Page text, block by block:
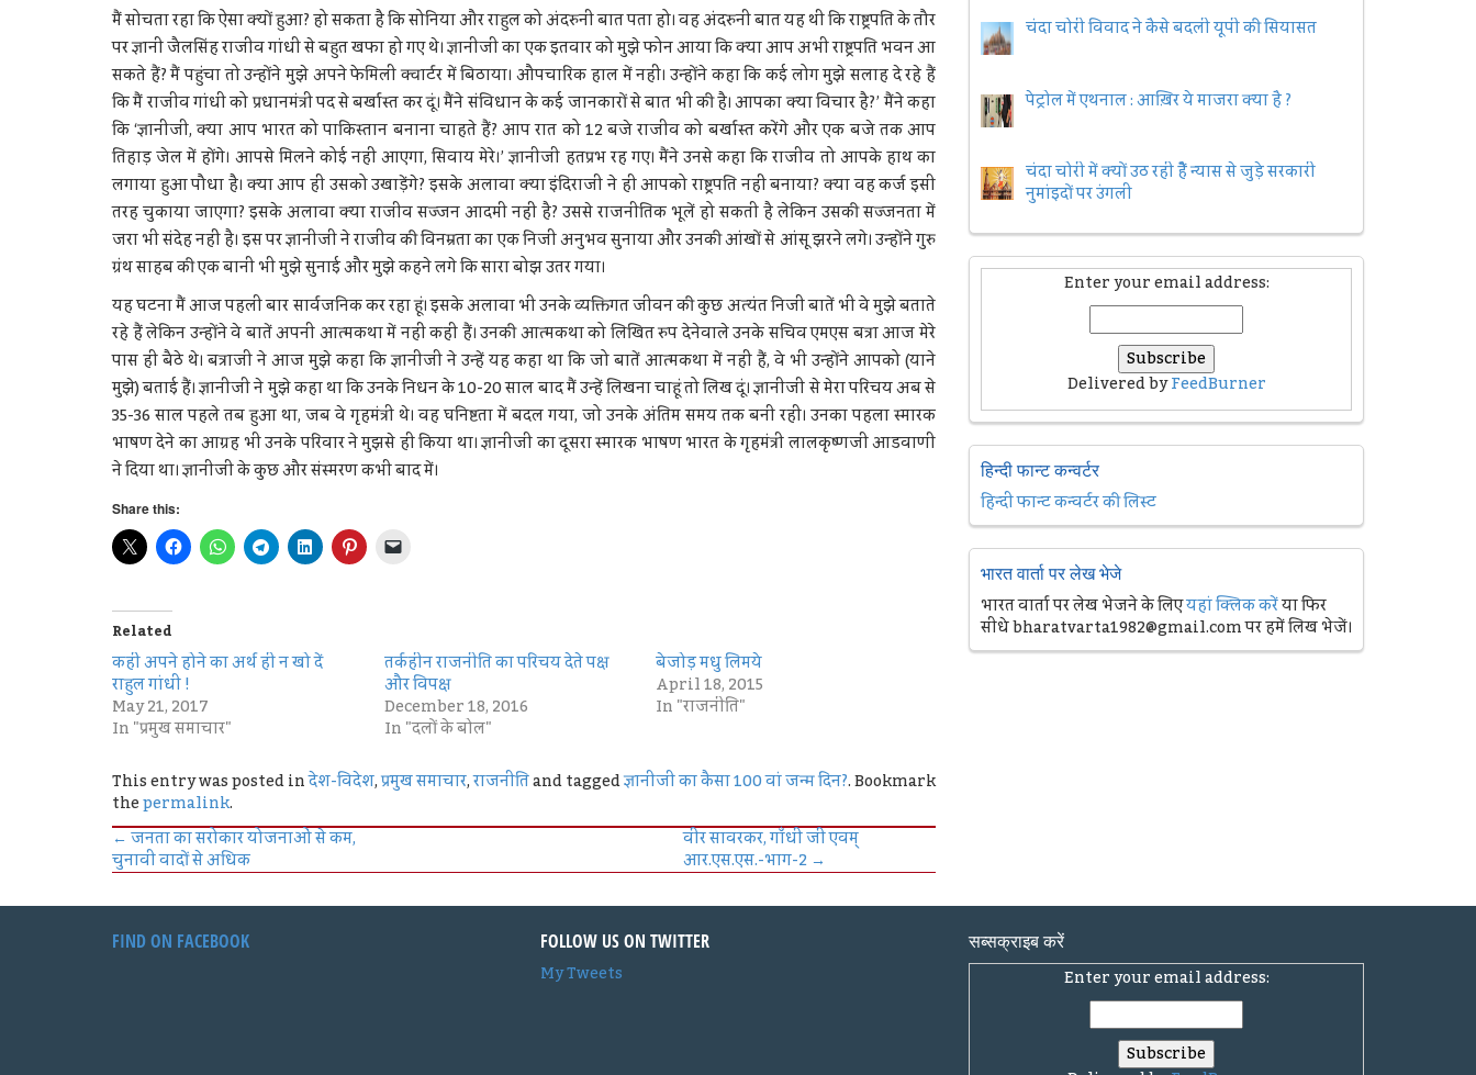
मैं सोचता रहा कि ऐसा क्यों हुआ? हो सकता है कि सोनिया और राहुल को अंदरुनी बात पता हो। वह अंदरुनी बात यह थी कि राष्ट्रपति के तौर
पर ज्ञानी जैलसिंह राजीव गांधी से बहुत खफा हो गए थे। ज्ञानीजी का एक इतवार को मुझे फोन आया कि क्या आप अभी राष्ट्रपति भवन आ
सकते हैं? मैं पहुंचा तो उन्होंने मुझे अपने फेमिली क्वार्टर में बिठाया। औपचारिक हाल में नहीं। उन्होंने कहा कि कई लोग मुझे सलाह दे रहे हैं
कि मैं राजीव गांधी को प्रधानमंत्री पद से बर्खास्त कर दूं। मैंने संविधान के कई जानकारों से बात भी की है। आपका क्या विचार है?’ मैंने कहा
कि ‘ज्ञानीजी, क्या आप भारत को पाकिस्तान बनाना चाहते हैं? आप रात को 12 बजे राजीव को बर्खास्त करेंगे और एक बजे तक आप
तिहाड़ जेल में होंगे। आपसे मिलने कोई नहीं आएगा, सिवाय मेरे।’ ज्ञानीजी हतप्रभ रह गए। मैंने उनसे कहा कि राजीव तो आपके हाथ का
लगाया हुआ पौधा है। क्या आप ही उसको उखाड़ेंगे? इसके अलावा क्या इंदिराजी ने ही आपको राष्ट्रपति नहीं बनाया? क्या वह कर्ज इसी
तरह चुकाया जाएगा? इसके अलावा क्या राजीव सज्जन आदमी नहीं है? उससे राजनीतिक भूलें हो सकती है लेकिन उसकी सज्जनता में
जरा भी संदेह नहीं है। इस पर ज्ञानीजी ने राजीव की विनम्रता का एक निजी अनुभव सुनाया और उनकी आंखों से आंसू झरने लगे। उन्होंने गुरु
ग्रंथ साहब की एक बानी भी मुझे सुनाई और मुझे कहने लगे कि सारा बोझ उतर गया।
यह घटना मैं आज पहली बार सार्वजनिक कर रहा हूं। इसके अलावा भी उनके व्यक्तिगत जीवन की कुछ अत्यंत निजी बातें भी वे मुझे बताते
रहे हैं लेकिन उन्होंने वे बातें अपनी आत्मकथा में नहीं कही हैं। उनकी आत्मकथा को लिखित रुप देनेवाले उनके सचिव एमएस बत्रा आज मेरे
पास ही बैठे थे। बत्राजी ने आज मुझे कहा कि ज्ञानीजी ने उन्हें यह कहा था कि जो बातें आत्मकथा में नहीं हैं, वे भी उन्होंने आपको (याने
मुझे) बताई हैं। ज्ञानीजी ने मुझे कहा था कि उनके निधन के 10-20 साल बाद मैं उन्हें लिखना चाहूं तो लिख दूं। ज्ञानीजी से मेरा परिचय अब से
35-36 साल पहले तब हुआ था, जब वे गृहमंत्री थे। वह घनिष्टता में बदल गया, जो उनके अंतिम समय तक बनी रही। उनका पहला स्मारक
भाषण देने का आग्रह भी उनके परिवार ने मुझसे ही किया था। ज्ञानीजी का दूसरा स्मारक भाषण भारत के गृहमंत्री लालकृष्णजी आडवाणी
ने दिया था। ज्ञानीजी के कुछ और संस्मरण कभी बाद में।
Share this:
Related
कहीं अपने होने का अर्थ ही न खो दें
राहुल गांधी !
May 21, 2017
In "प्रमुख समाचार"
तर्कहीन राजनीति का परिचय देते पक्ष
और विपक्ष
December 18, 2016
In "दलों के बोल"
बेजोड़ मधु लिमये
April 18, 2015
In "राजनीति"
This entry was posted inदेश-विदेश,प्रमुख समाचार,राजनीतिand taggedज्ञानीजी का कैसा 100 वां जन्म दिन?. Bookmark
thepermalink.
←जनता का सरोकार योजनाओं से कम,
चुनावी वादों से अधिक
वीर सावरकर, गाँधी जी एवम्
आर.एस.एस.-भाग-2→
चंदा चोरी विवाद ने कैसे बदली यूपी की सियासत
पेट्रोल में एथनाल : आख़िर ये माजरा क्या है ?
चंदा चोरी में क्यों उठ रही हैैं न्यास से जुड़े सरकारी
नुमांइदों पर उंगली
Enter your email address:
Delivered byFeedBurner
हिन्दी फान्ट कन्वर्टर
हिन्दी फान्ट कन्वर्टर की लिस्ट
भारत वार्ता पर लेख भेजे
भारत वार्ता पर लेख भेजने के लिएयहां क्लिक करेंया फिर
सीधे bharatvarta1982@gmail.com पर हमें लिख भेजें।
FIND ON FACEBOOK FOLLOW US ON TWITTER
My Tweets
सब्सक्राइब करें
Enter your email address: